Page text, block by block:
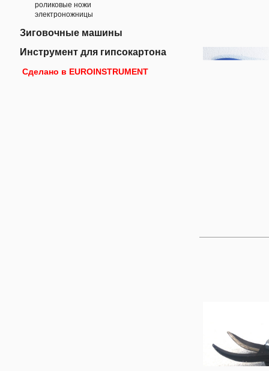
роликовые ножи
электроножницы
Зиговочные машины
Инструмент для гипсокартона
Сделано в EUROINSTRUMENT